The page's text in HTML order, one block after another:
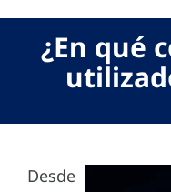
¿En qué
Desde